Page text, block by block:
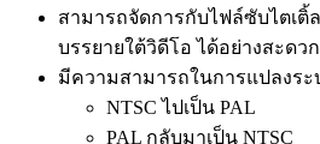
สามารถจัดการกับไฟล์ซับไตเติ้
บรรยายใต้วิดีโอ ได้อย่างสะดวก
มีความสามารถในการแปลงร
NTSC ไปเป็น PAL
PAL กลับมาเป็น NTSC